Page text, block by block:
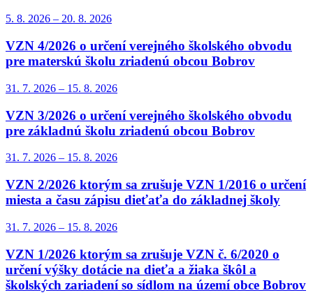
5. 8. 2026 – 20. 8. 2026
VZN 4/2026 o určení verejného školského obvodu
pre materskú školu zriadenú obcou Bobrov
31. 7. 2026 – 15. 8. 2026
VZN 3/2026 o určení verejného školského obvodu
pre základnú školu zriadenú obcou Bobrov
31. 7. 2026 – 15. 8. 2026
VZN 2/2026 ktorým sa zrušuje VZN 1/2016 o určení
miesta a času zápisu dieťaťa do základnej školy
31. 7. 2026 – 15. 8. 2026
VZN 1/2026 ktorým sa zrušuje VZN č. 6/2020 o
určení výšky dotácie na dieťa a žiaka škôl a
školských zariadení so sídlom na území obce Bobrov